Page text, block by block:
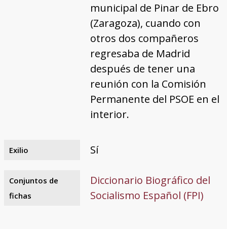
municipal de Pinar de Ebro
(Zaragoza), cuando con
otros dos compañeros
regresaba de Madrid
después de tener una
reunión con la Comisión
Permanente del PSOE en el
interior.
Exilio Sí
Conjuntos de
fichas
Diccionario Biográfico del
Socialismo Español (FPI)